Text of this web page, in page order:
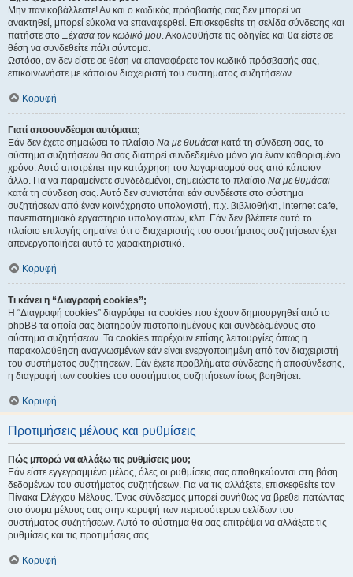
Μην πανικοβάλλεστε! Αν και ο κωδικός πρόσβασής σας δεν μπορεί να
ανακτηθεί, μπορεί εύκολα να επαναφερθεί. Επισκεφθείτε τη σελίδα σύνδεσης και
πατήστε στο Ξέχασα τον κωδικό μου. Ακολουθήστε τις οδηγίες και θα είστε σε
θέση να συνδεθείτε πάλι σύντομα.
Ωστόσο, αν δεν είστε σε θέση να επαναφέρετε τον κωδικό πρόσβασής σας,
επικοινωνήστε με κάποιον διαχειριστή του συστήματος συζητήσεων.
Κορυφή
Γιατί αποσυνδέομαι αυτόματα;
Εάν δεν έχετε σημειώσει το πλαίσιο Να με θυμάσαι κατά τη σύνδεση σας, το
σύστημα συζητήσεων θα σας διατηρεί συνδεδεμένο μόνο για έναν καθορισμένο
χρόνο. Αυτό αποτρέπει την κατάχρηση του λογαριασμού σας από κάποιον
άλλο. Για να παραμείνετε συνδεδεμένοι, σημειώστε το πλαίσιο Να με θυμάσαι
κατά τη σύνδεση σας. Αυτό δεν συνιστάται εάν συνδέεστε στο σύστημα
συζητήσεων από έναν κοινόχρηστο υπολογιστή, π.χ. βιβλιοθήκη, internet cafe,
πανεπιστημιακό εργαστήριο υπολογιστών, κλπ. Εάν δεν βλέπετε αυτό το
πλαίσιο επιλογής σημαίνει ότι ο διαχειριστής του συστήματος συζητήσεων έχει
απενεργοποιήσει αυτό το χαρακτηριστικό.
Κορυφή
Τι κάνει η “Διαγραφή cookies”;
Η “Διαγραφή cookies” διαγράφει τα cookies που έχουν δημιουργηθεί από το
phpBB τα οποία σας διατηρούν πιστοποιημένους και συνδεδεμένους στο
σύστημα συζητήσεων. Τα cookies παρέχουν επίσης λειτουργίες όπως η
παρακολούθηση αναγνωσμένων εάν είναι ενεργοποιημένη από τον διαχειριστή
του συστήματος συζητήσεων. Εάν έχετε προβλήματα σύνδεσης ή αποσύνδεσης,
η διαγραφή των cookies του συστήματος συζητήσεων ίσως βοηθήσει.
Κορυφή
Προτιμήσεις μέλους και ρυθμίσεις
Πώς μπορώ να αλλάξω τις ρυθμίσεις μου;
Εάν είστε εγγεγραμμένο μέλος, όλες οι ρυθμίσεις σας αποθηκεύονται στη βάση
δεδομένων του συστήματος συζητήσεων. Για να τις αλλάξετε, επισκεφθείτε τον
Πίνακα Ελέγχου Μέλους. Ένας σύνδεσμος μπορεί συνήθως να βρεθεί πατώντας
στο όνομα μέλους σας στην κορυφή των περισσότερων σελίδων του
συστήματος συζητήσεων. Αυτό το σύστημα θα σας επιτρέψει να αλλάξετε τις
ρυθμίσεις και τις προτιμήσεις σας.
Κορυφή